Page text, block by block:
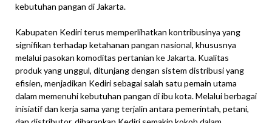
kebutuhan pangan di Jakarta.
Kabupaten Kediri terus memperlihatkan kontribusinya yang
signifikan terhadap ketahanan pangan nasional, khususnya
melalui pasokan komoditas pertanian ke Jakarta. Kualitas
produk yang unggul, ditunjang dengan sistem distribusi yang
efisien, menjadikan Kediri sebagai salah satu pemain utama
dalam memenuhi kebutuhan pangan di ibu kota. Melalui berbagai
inisiatif dan kerja sama yang terjalin antara pemerintah, petani,